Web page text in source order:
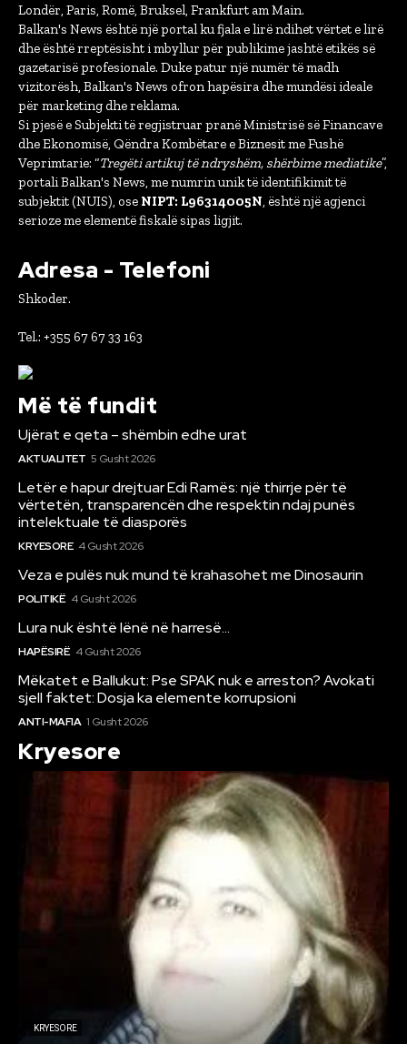
Londër, Paris, Romë, Bruksel, Frankfurt am Main.
Balkan's News është një portal ku fjala e lirë ndihet vërtet e lirë
dhe është rreptësisht i mbyllur për publikime jashtë etikës së
gazetarisë profesionale. Duke patur një numër të madh
vizitorësh, Balkan's News ofron hapësira dhe mundësi ideale
për marketing dhe reklama.
Si pjesë e Subjekti të regjistruar pranë Ministrisë së Financave
dhe Ekonomisë, Qëndra Kombëtare e Biznesit me Fushë
Veprimtarie: “Tregëti artikuj të ndryshëm, shërbime mediatike”,
portali Balkan's News, me numrin unik të identifikimit të
subjektit (NUIS), ose NIPT: L96314005N, është një agjenci
serioze me elementë fiskalë sipas ligjit.
Adresa - Telefoni
Shkoder.
Tel.: +355 67 67 33 163
Më të fundit
Ujërat e qeta – shëmbin edhe urat
AKTUALITET 5 Gusht 2026
Letër e hapur drejtuar Edi Ramës: një thirrje për të
vërtetën, transparencën dhe respektin ndaj punës
intelektuale të diasporës
KRYESORE 4 Gusht 2026
Veza e pulës nuk mund të krahasohet me Dinosaurin
POLITIKË 4 Gusht 2026
Lura nuk është lënë në harresë…
HAPËSIRË 4 Gusht 2026
Mëkatet e Ballukut: Pse SPAK nuk e arreston? Avokati
sjell faktet: Dosja ka elemente korrupsioni
ANTI-MAFIA 1 Gusht 2026
Kryesore
KRYESORE